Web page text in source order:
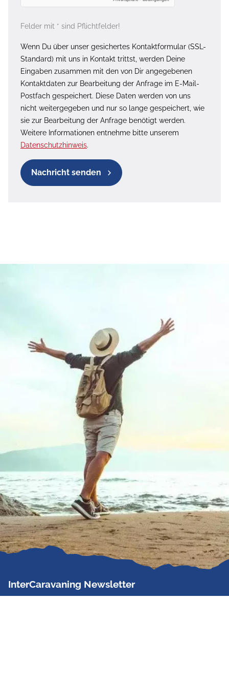
Felder mit * sind Pflichtfelder!
Wenn Du über unser gesichertes Kontaktformular (SSL-
Standard) mit uns in Kontakt trittst, werden Deine
Eingaben zusammen mit den von Dir angegebenen
Kontaktdaten zur Bearbeitung der Anfrage im E-Mail-
Postfach gespeichert. Diese Daten werden von uns
nicht weitergegeben und nur so lange gespeichert, wie
sie zur Bearbeitung der Anfrage benötigt werden.
Weitere Informationen entnehme bitte unserem
Datenschutzhinweis.
Nachricht senden
InterCaravaning Newsletter